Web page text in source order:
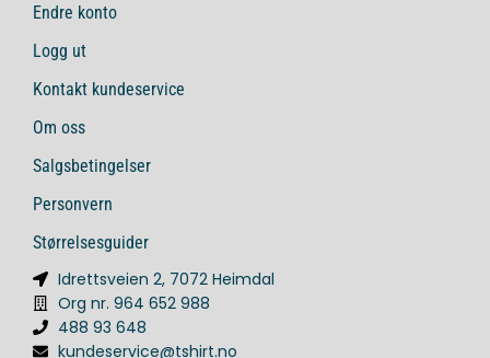
Endre konto
Logg ut
Kontakt kundeservice
Om oss
Salgsbetingelser
Personvern
Størrelsesguider
Idrettsveien 2, 7072 Heimdal
Org nr. 964 652 988
488 93 648
kundeservice@tshirt.no